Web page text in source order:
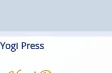
Yogi Press